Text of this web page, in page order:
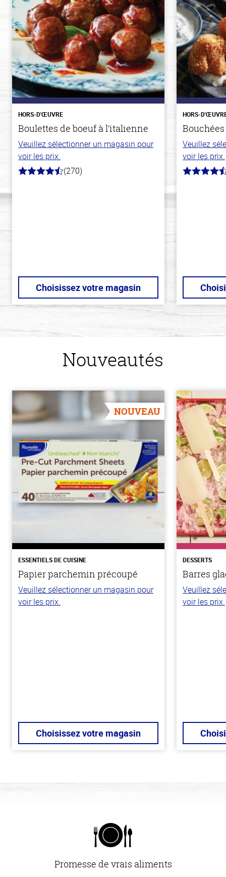
HORS-D'ŒUVRE
Boulettes de boeuf à l’italienne
Veuillez sélectionner un magasin pour
voir les prix.
4.5
(270)
Choisissez votre magasin
HORS-
Veuillez
voir les prix.
4.6
Nouveautés
NOUVEAU
ESSENTIELS DE CUISINE
Papier parchemin précoupé
Veuillez sélectionner un magasin pour
voir les prix.
Choisissez votre magasin
DESSERTS
Barres
Veuillez
voir les prix.
Promesse de vrais aliments